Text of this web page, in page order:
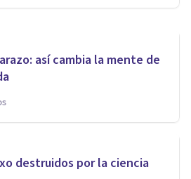
así cambia la mente de
destruidos por la ciencia